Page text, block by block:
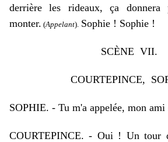
derrière les rideaux, ça donnera
monter. (Appelant). Sophie ! Sophie !
SCÈNE VII.
COURTEPINCE,
SOPHIE. - Tu m'a appelée, mon ami
COURTEPINCE. - Oui ! Un tour